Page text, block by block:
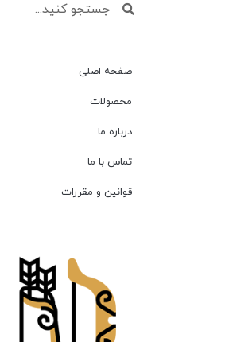
صفحه اصلی
محصولات
درباره ما
تماس با ما
قوانین و مقررات